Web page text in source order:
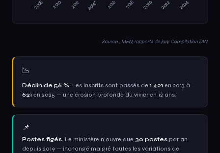
Source : MEN, rapports de jury. Compilation DW.
📉
Déclin de 56 %. Les inscrits sont passés de 1 421en 2013 à
621en 2025 — une érosion profonde du vivier en 12 ans.
📌
Postes figés. Le ministère n'ouvre que 30 postespar an
depuis 2019 — inchangé malgré toutes les variations de